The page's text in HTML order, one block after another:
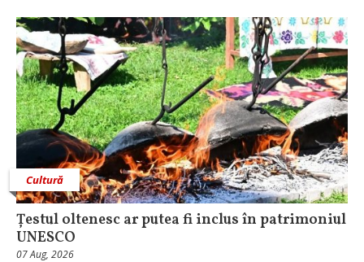
Cultură
Țestul oltenesc ar putea fi inclus în patrimoniul
UNESCO
07 Aug, 2026